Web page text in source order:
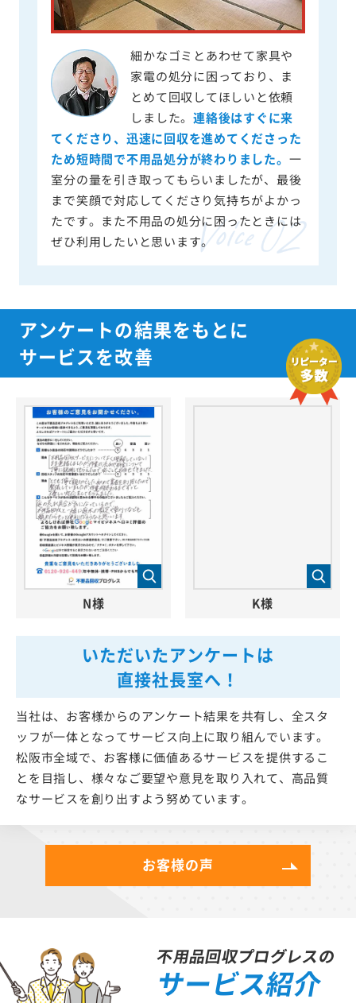
細かなゴミとあわせて家具や
家電の処分に困っており、ま
とめて回収してほしいと依頼
しました。連絡後はすぐに来
てくださり、迅速に回収を進めてくださった
ため短時間で不用品処分が終わりました。 一
室分の量を引き取ってもらいましたが、最後
まで笑顔で対応してくださり気持ちがよかっ
たです。また不用品の処分に困ったときには
ぜひ利用したいと思います。
アンケートの結果をもとに
サービスを改善
いただいたアンケートは
直接社長室へ！
当社は、お客様からのアンケート結果を共有し、全スタ
ッフが一体となってサービス向上に取り組んでいます。
松阪市全域で、お客様に価値あるサービスを提供するこ
とを目指し、様々なご要望や意見を取り入れて、高品質
なサービスを創り出すよう努めています。
N様 K様
お客様の声
不用品回収プログレスの
サービス紹介